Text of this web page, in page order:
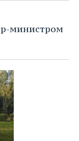
министром